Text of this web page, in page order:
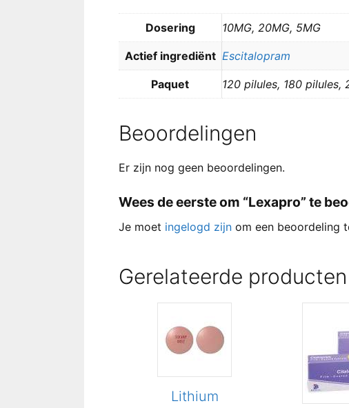
Dosering 10MG, 20MG, 5MG
Actief ingrediënt Escitalopram
Paquet 120 pilules, 180
Beoordelingen
Er zijn nog geen beoordelingen.
Wees de eerste om “Lexapro” te
Je moet ingelogd zijn om een beoordeling
Gerelateerde producten
Lithium